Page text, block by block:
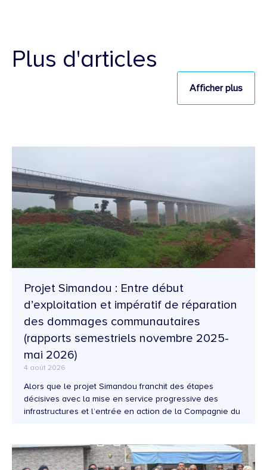
Plus d'articles
Afficher plus
Projet Simandou : Entre début
d’exploitation et impératif de réparation
des dommages communautaires
(rapports semestriels novembre 2025-
mai 2026)
4 août 2026
Alors que le projet Simandou franchit des étapes
décisives avec la mise en service progressive des
infrastructures et l’entrée en action de la Compagnie du